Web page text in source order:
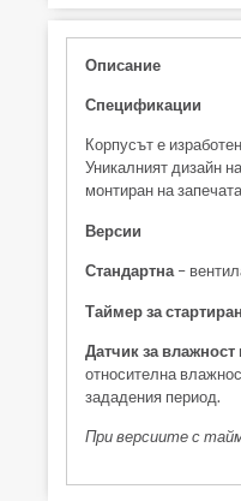
Описание
Спецификации
Корпусът е
Уникалният дизайн
монтиран на
Версии
Стандартна –
Таймер за
Датчик за влажност
относителна
зададения период.
При версиите с